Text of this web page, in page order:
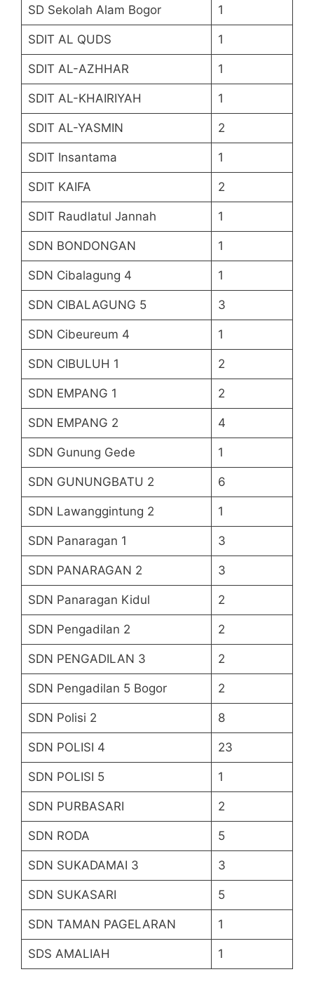
SD Sekolah Alam Bogor 1
SDIT AL QUDS 1
SDIT AL-AZHHAR 1
SDIT AL-KHAIRIYAH 1
SDIT AL-YASMIN 2
SDIT Insantama 1
SDIT KAIFA 2
SDIT Raudlatul Jannah 1
SDN BONDONGAN 1
SDN Cibalagung 4 1
SDN CIBALAGUNG 5 3
SDN Cibeureum 4 1
SDN CIBULUH 1 2
SDN EMPANG 1 2
SDN EMPANG 2 4
SDN Gunung Gede 1
SDN GUNUNGBATU 2 6
SDN Lawanggintung 2 1
SDN Panaragan 1 3
SDN PANARAGAN 2 3
SDN Panaragan Kidul 2
SDN Pengadilan 2 2
SDN PENGADILAN 3 2
SDN Pengadilan 5 Bogor 2
SDN Polisi 2 8
SDN POLISI 4 23
SDN POLISI 5 1
SDN PURBASARI 2
SDN RODA 5
SDN SUKADAMAI 3 3
SDN SUKASARI 5
SDN TAMAN PAGELARAN 1
SDS AMALIAH 1